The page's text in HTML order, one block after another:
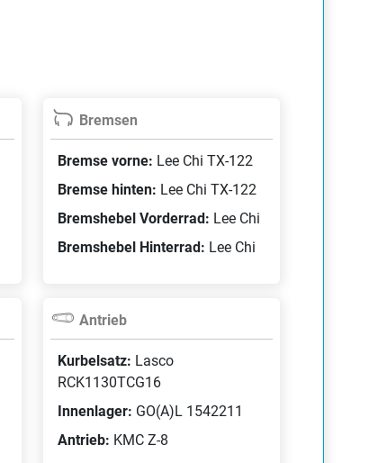
Bremsen
Bremse vorne: Lee Chi TX-122
Bremse hinten: Lee Chi TX-122
Bremshebel Vorderrad: Lee Chi
Bremshebel Hinterrad: Lee Chi
Antrieb
Kurbelsatz: Lasco
RCK1130TCG16
Innenlager: GO(A)L 1542211
Antrieb: KMC Z-8